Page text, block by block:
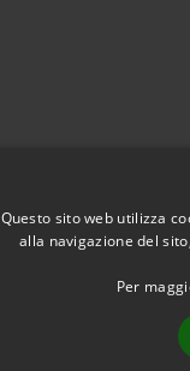
Questo sito web utilizza
alla navigazione del
Per